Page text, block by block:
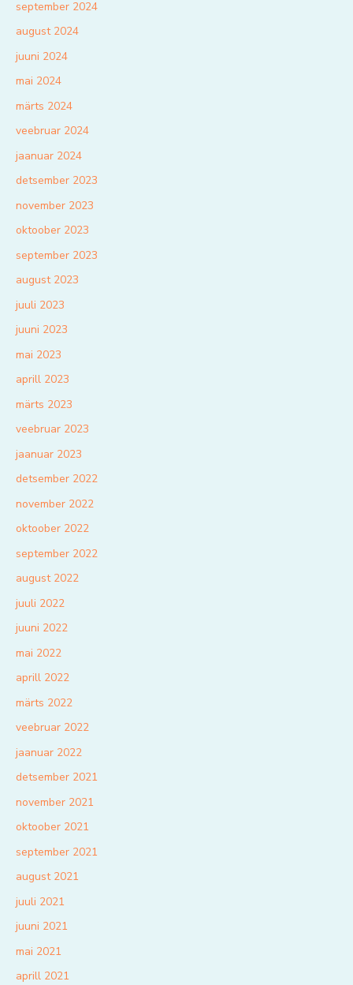
september 2024
august 2024
juuni 2024
mai 2024
märts 2024
veebruar 2024
jaanuar 2024
detsember 2023
november 2023
oktoober 2023
september 2023
august 2023
juuli 2023
juuni 2023
mai 2023
aprill 2023
märts 2023
veebruar 2023
jaanuar 2023
detsember 2022
november 2022
oktoober 2022
september 2022
august 2022
juuli 2022
juuni 2022
mai 2022
aprill 2022
märts 2022
veebruar 2022
jaanuar 2022
detsember 2021
november 2021
oktoober 2021
september 2021
august 2021
juuli 2021
juuni 2021
mai 2021
aprill 2021